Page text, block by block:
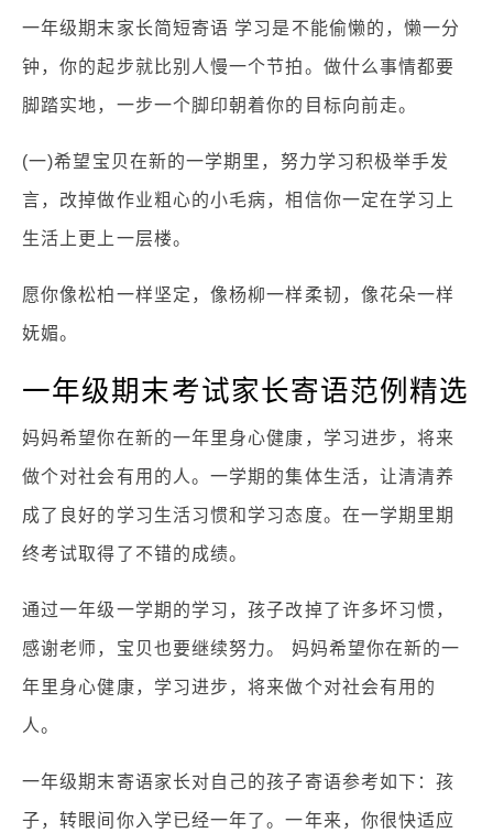
一年级期末家长简短寄语 学习是不能偷懒的，懒一分
钟，你的起步就比别人慢一个节拍。做什么事情都要
脚踏实地，一步一个脚印朝着你的目标向前走。
(一)希望宝贝在新的一学期里，努力学习积极举手发
言，改掉做作业粗心的小毛病，相信你一定在学习上
生活上更上一层楼。
愿你像松柏一样坚定，像杨柳一样柔韧，像花朵一样
妩媚。
一年级期末考试家长寄语范例精选
妈妈希望你在新的一年里身心健康，学习进步，将来
做个对社会有用的人。一学期的集体生活，让清清养
成了良好的学习生活习惯和学习态度。在一学期里期
终考试取得了不错的成绩。
通过一年级一学期的学习，孩子改掉了许多坏习惯，
感谢老师，宝贝也要继续努力。 妈妈希望你在新的一
年里身心健康，学习进步，将来做个对社会有用的
人。
一年级期末寄语家长对自己的孩子寄语参考如下：孩
子，转眼间你入学已经一年了。一年来，你很快适应